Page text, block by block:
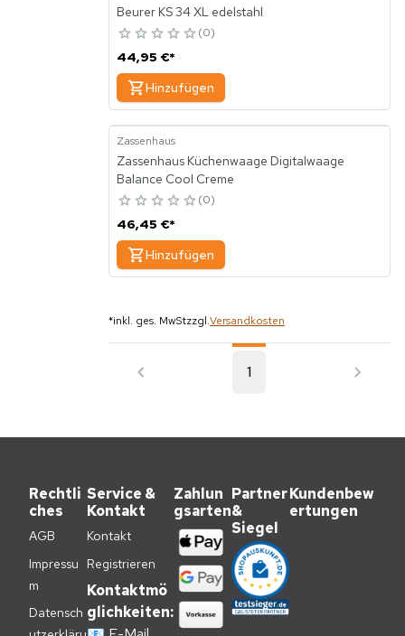
Beurer KS 34 XL edelstahl
0
44,95 €*
Hinzufügen
Zassenhaus
Zassenhaus Küchenwaage Digitalwaage
Balance Cool Creme
0
46,45 €*
Hinzufügen
*inkl. ges. MwStzzgl.Versandkosten
1
Rechtli
ches
AGB
Impressu
m
Datensch
Service &
Kontakt
Kontakt
Registrieren
Kontaktmö
glichkeiten:
Zahlun
gsarten
Partner
&
Siegel
Kundenbew
ertungen